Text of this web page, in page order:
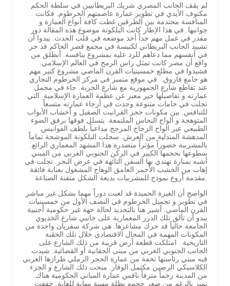
لم يقف الجانب المصري شريك البريطانيين في سلطة الحكم
مكتوف الأيدي في تطوير عمارة عاصمتهم الخرطوم. فكانت
المنافسة محتدمة بين الطرفين غطت كافة أنواع العمارة و
جوانبها. في هذا الإطار كانت البلكونة موضوع هذه المقالة دور
مقدر في عمل مهم جداً أخذ موضعه في قلب الحدث. يبدوا أن
تشييد الجانب البريطاني لكنيسة في مجمع قصر الحاكم قد حز
في أنفسهم مما دعاهم للرد عليه بمشروع ينافسه. أنطلق من
واقع أن مصر كانت تمثل راس الرمح في العالم الإسلامي.
فشيدوا في مطلع خمسينيات القرن الماضي مشروع كبير مهم
هو جامع فاروق. في موقع متميز في مركز الخرطوم التجاري
عند تقاطع شارع الجمهورية مع شارع الحرية. جاء في مجمل
عمارته و تفاصيلها خير معبر عن عظمة العمارة الإسلامية. التي
تجلت في خامات متنوعة وجدت في أرجاء عمارته متسعاً
للتنافس. بين مكونات حجر القرانيت الصقيل و أخشاب الأبواب
المتوهجة و الواح النحاس الملتمعة. يتسلل فوقها برفق الضوء
الطبيعي عبر الواح الزجاج المزجج مداعباً بلطف الفوانيس
المدهشة المتدلية من العرش. سجلت البلكونة الموشحة تماماً
بالمشربية حضوراً مؤثراً متصدرة هذا المشهد المعماري الرائع.
سطوعها بحجمها الكبير في الركن الجنوبي الغربي من المبني
أشبه بمنارة تهتدي بها السفن التائهة في عرض البحر. تجلت في
إهاب من الخشب الأحمر الغامق الوهاج المشغول بعناية فائقة
الواضح أن الغيرة الحميدة قد لعبت دوراً مهما بشكل غير مباشر
في تطوير و تجميل الخرطوم في النصف الأول من خمسينيات
القرن الماضي. أشير هنا بالتحديد لحالة جهة غير حكومية أجنبية
يبدو أن تألق تلك الدرر المعمارية على جانبي شارع الخديوي
الجامعة حالياً قد حرك مشاعرها. هي شركة سفريان واحدة من
المكونات المهمة في المجال الاقتصادي خلال تلك الحقبة
التاريخية. امتلكت قطعة أرض قريبة من ذلك الشارع على
الجانب الجنوبي الغربي من مبنى الحقانية أو القضائية. شيدت
فيه مبني رئاستها تحفة من عمارة الحجر الرملي طرازها الغربي
الكلاسيكي الرصين مكتمل الوقار. منحت ذلك الشارع و الجزء
من المدينة زخماً مترفاً نافس عمارة المباني الحكومية هناك.
تميز بالرغم من صغر حجمه بطلة مهيبة مهابة للغاية. خففت